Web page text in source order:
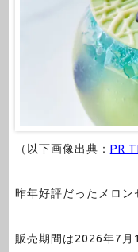
（以下画像出典： PR
昨年好評だったメロン
販売期間は2026年7月